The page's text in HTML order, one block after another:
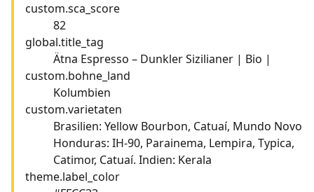
custom.sca_score
82
global.title_tag
Ätna Espresso – Dunkler Sizilianer | Bio |
custom.bohne_land
Kolumbien
custom.varietaten
Brasilien: Yellow Bourbon, Catuaí, Mundo Novo
Honduras: IH-90, Parainema, Lempira, Typica,
Catimor, Catuaí. Indien: Kerala
theme.label_color